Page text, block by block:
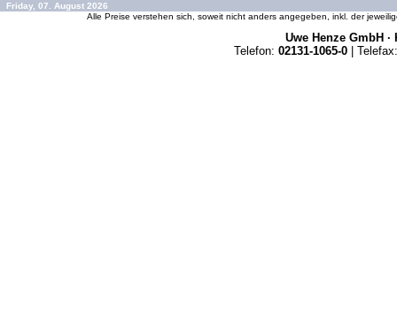
Friday, 07. August 2026
Alle Preise verstehen sich, soweit nicht anders angegeben, inkl. der
Uwe Henze GmbH ·
Telefon: 02131-1065-0 | Telefax: